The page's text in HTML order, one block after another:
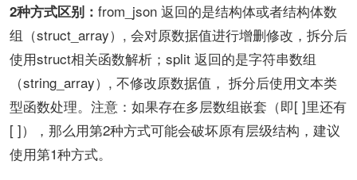
2种方式区别： from_json 返回的是结构体或者结构体数
组（struct_array）, 会对原数据值进行增删修改，拆分后
使用struct相关函数解析；split 返回的是字符串数组
（string_array）, 不修改原数据值， 拆分后使用文本类
型函数处理。注意：如果存在多层数组嵌套（即[ ]里还有
[ ]），那么用第2种方式可能会破坏原有层级结构，建议
使用第1种方式。